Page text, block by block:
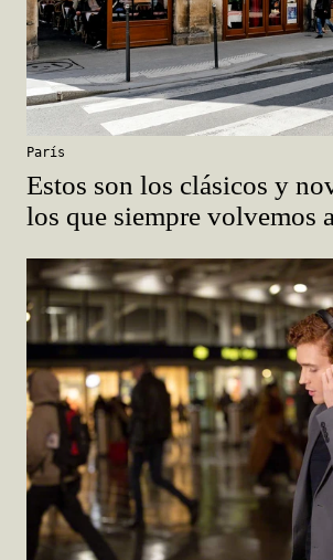
París
Estos son los clásicos y
los que siempre volvemos